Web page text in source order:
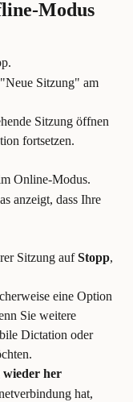
Modus
Sitzung" am
Sitzung öffnen
fortsetzen.
Online-Modus.
anzeigt, dass Ihre
Sitzung auf Stopp,
eine Option
Sie weitere
Dictation oder
wieder her
hat,